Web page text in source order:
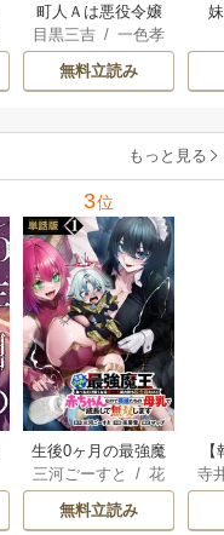
町人Ａは悪役令嬢
をどうしても救い
たい ～どぶと空
と氷の姫君～
目黒三吉 /一色孝
太郎/Parum
無料立読み
もっと見る
3位
生後0ヶ月の最強魔
王 食べるだけ強
くなるチート能力
持ち転生者だけど
三河ごーすと /花
房雪/ マップ
無料立読み
解
寺